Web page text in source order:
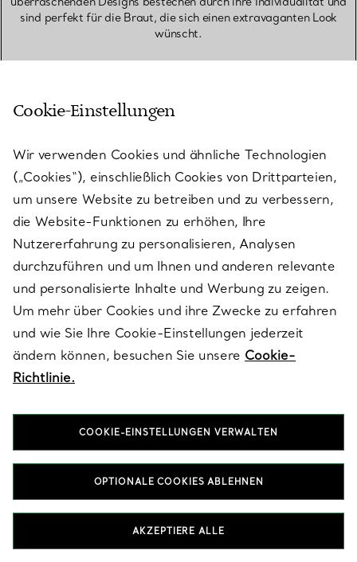
sind perfekt für die Braut, die sich einen extravaganten Look
wünscht.
OHRHÄNGER UND DANGLE-OHRRINGE
CREOLEN
OHRSTECKER
Häufig gestellte Fragen
Welche Ohrringe eignen sich am besten für eine
Brautohrringe sollten das Gesicht erstrahlen lassen und das
Brautkleid harmonisch ergänzen. Tiffany Victoria®
Diamantohrringe sorgen für einen prägnanten Glanz, während
die Perlenohrringe der Ziegfeld Kollektion einen sanfteren,
durch skulpturale Schlichtheit aus, beispielsweise durch
Diamanten in Bezel-Fassung, die einen klaren, modernen
Akzent setzen. Wählen Sie ein Modell, mit dem Sie sich
während der Zeremonie wohlfühlen und das auf Fotos gut zur
Geltung kommt.
Wie wählen Sie Brautohrringe für den
Cookie-Einstellungen
Wir verwenden Cookies und ähnliche Technologien
(„Cookies“), einschließlich Cookies von Drittparteien,
um unsere Website zu betreiben und zu verbessern,
die Website-Funktionen zu erhöhen, Ihre
Nutzererfahrung zu personalisieren, Analysen
durchzuführen und um Ihnen und anderen relevante
und personalisierte Inhalte und Werbung zu zeigen.
Um mehr über Cookies und ihre Zwecke zu erfahren
und wie Sie Ihre Cookie-Einstellungen jederzeit
ändern können, besuchen Sie unsere Cookie-
Richtlinie.
COOKIE-EINSTELLUNGEN VERWALTEN
OPTIONALE COOKIES ABLEHNEN
AKZEPTIERE ALLE